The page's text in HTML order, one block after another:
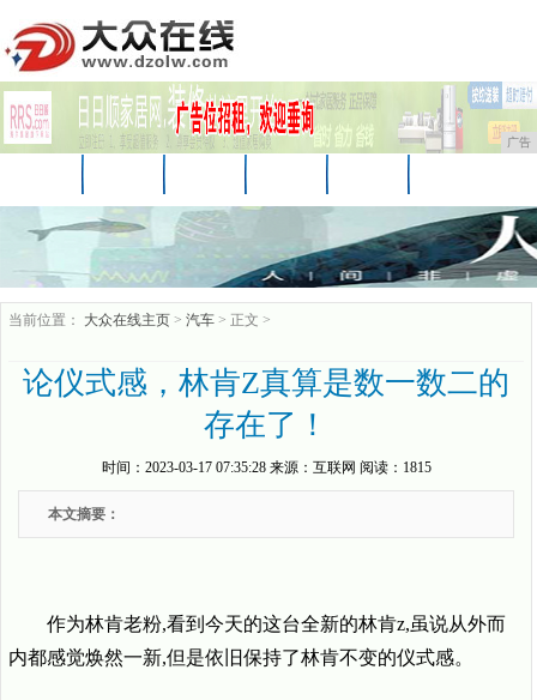
广告
企业 游戏
当前位置： 大众在线主页 > 汽车 > 正文 >
论仪式感，林肯Z真算是数一数二的
存在了！
时间： 2023-03-17 07:35:28来源： 互联网 阅读：1815
本文摘要：
作为林肯老粉,看到今天的这台全新的林肯z,虽说从外而
内都感觉焕然一新,但是依旧保持了林肯不变的仪式感。